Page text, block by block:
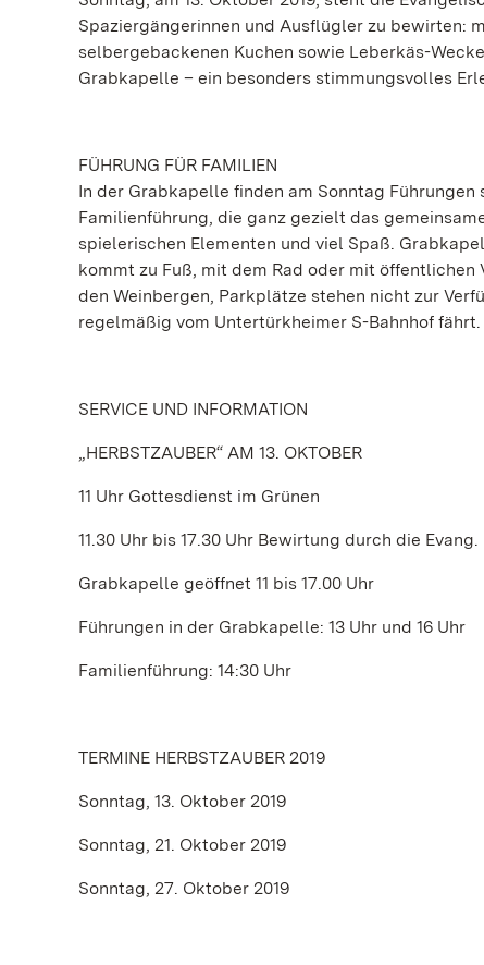
Spaziergängerinnen und Ausflügler zu bewirten:
selbergebackenen Kuchen sowie Leberkäs-
Grabkapelle – ein besonders stimmungsvolles
FÜHRUNG FÜR FAMILIEN
In der Grabkapelle finden am Sonntag Führungen
Familienführung, die ganz gezielt das
spielerischen Elementen und viel Spaß.
kommt zu Fuß, mit dem Rad oder mit
den Weinbergen, Parkplätze stehen nicht zur
regelmäßig vom Untertürkheimer S-Bahnhof
SERVICE UND INFORMATION
„HERBSTZAUBER“ AM 13. OKTOBER
11 Uhr Gottesdienst im Grünen
11.30 Uhr bis 17.30 Uhr Bewirtung durch die
Grabkapelle geöffnet 11 bis 17.00 Uhr
Führungen in der Grabkapelle: 13 Uhr und 16 Uhr
Familienführung: 14:30 Uhr
TERMINE HERBSTZAUBER 2019
Sonntag, 13. Oktober 2019
Sonntag, 21. Oktober 2019
Sonntag, 27. Oktober 2019